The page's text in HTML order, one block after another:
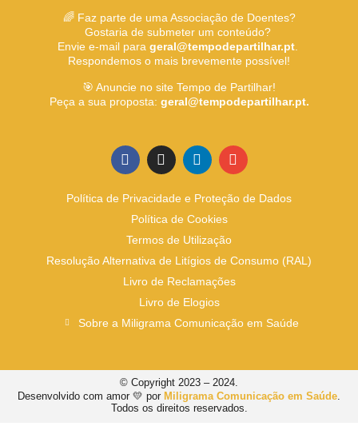
🌈 Faz parte de uma Associação de Doentes?
Gostaria de submeter um conteúdo?
Envie e-mail para geral@tempodepartilhar.pt.
Respondemos o mais brevemente possível!
🎯 Anuncie no site Tempo de Partilhar!
Peça a sua proposta: geral@tempodepartilhar.pt.
Política de Privacidade e Proteção de Dados
Política de Cookies
Termos de Utilização
Resolução Alternativa de Litígios de Consumo (RAL)
Livro de Reclamações
Livro de Elogios
Sobre a Miligrama Comunicação em Saúde
© Copyright 2023 – 2024.
Desenvolvido com amor 💛 por Miligrama Comunicação em Saúde.
Todos os direitos reservados.